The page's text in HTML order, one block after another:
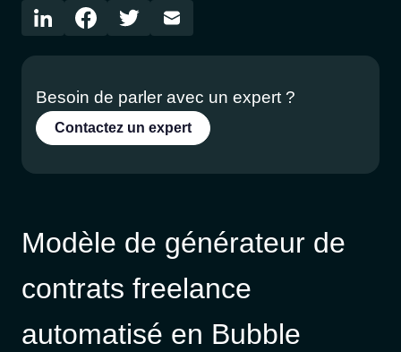
Besoin de parler avec un expert ?
Contactez un expert
Modèle de générateur de
contrats freelance
automatisé en Bubble